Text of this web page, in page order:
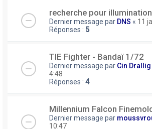
recherche pour illumination
Dernier message par DNS « 11
Réponses : 5
TIE Fighter - Bandaï 1/72
Dernier message par Cin Drallig
4:48
Réponses : 4
Millennium Falcon
Dernier message par
10:47